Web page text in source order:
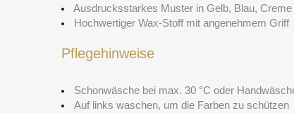
Ausdrucksstarkes Muster in Gelb, Blau,
Hochwertiger Wax-Stoff mit angenehmem Griff
Pflegehinweise
Schonwäsche bei max. 30 °C oder
Auf links waschen, um die Farben zu schützen